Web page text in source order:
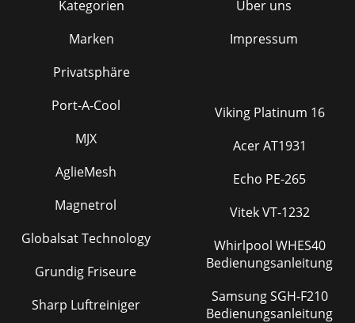
Kategorien
Marken
Privatsphäre
Über uns
Impressum
Port-A-Cool
MJX
AglieMesh
Magnetrol
Globalsat Technology
Grundig Friseure
Sharp Luftreiniger
Viking Platinum 16
Acer AT1931
Echo PE-265
Vitek VT-1232
Whirlpool WHES40
Bedienungsanleitung
Samsung SGH-F210
Bedienungsanleitung